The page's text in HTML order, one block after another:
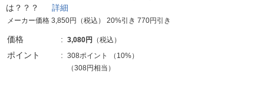
は？？？ 詳細
メーカー価格 3,850円（税込） 20%引き 770円引き
価格 3,080円 （税込）
ポイント 308ポイント （ 10%）
（308円相当）